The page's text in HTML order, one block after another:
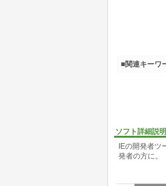
ソフト詳細説明
IEの開発者ツ
発者の方に。
■関連キーワ